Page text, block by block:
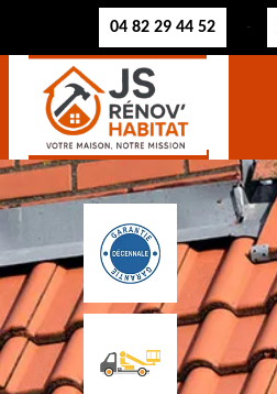
04 82 29 44 52 -